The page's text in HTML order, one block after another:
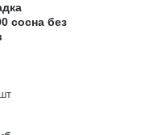
сосна без
шт